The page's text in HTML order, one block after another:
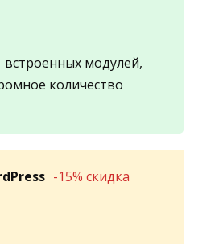
модулей,
количество
-15% скидка